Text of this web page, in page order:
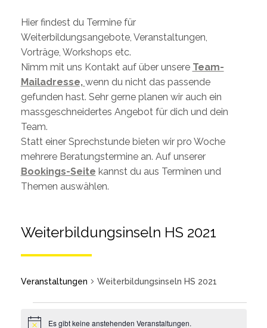
Hier findest du Termine für
Weiterbildungsangebote, Veranstaltungen,
Vorträge, Workshops etc.
Nimm mit uns Kontakt auf über unsere Team-
Mailadresse, wenn du nicht das passende
gefunden hast. Sehr gerne planen wir auch ein
massgeschneidertes Angebot für dich und dein
Team.
Statt einer Sprechstunde bieten wir pro Woche
mehrere Beratungstermine an. Auf unserer
Bookings-Seite kannst du aus Terminen und
Themen auswählen.
Weiterbildungsinseln HS 2021
Veranstaltungen Weiterbildungsinseln HS 2021
Es gibt keine anstehenden Veranstaltungen.